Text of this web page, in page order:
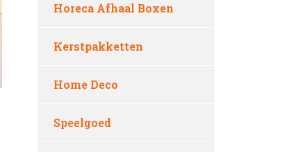
Horeca Afhaal Boxen
Kerstpakketten
Home Deco
Speelgoed